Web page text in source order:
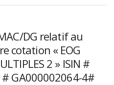
DG relatif au
cotation « EOG
2 » ISIN #
GA000002064-4#